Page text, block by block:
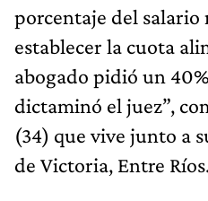
porcentaje del
establecer la cuota
abogado pidió un
dictaminó el juez”,
(34) que vive junto a
de Victoria, Entre